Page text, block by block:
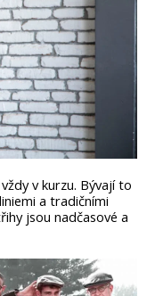
v kurzu. Bývají to
a tradičními
jsou nadčasové a